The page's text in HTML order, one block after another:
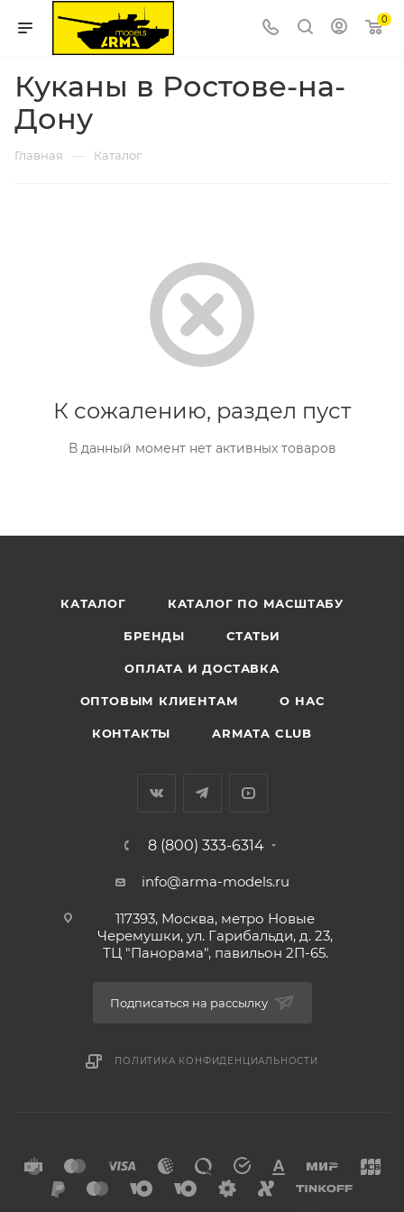
0
Куканы в Ростове-на-
Дону
Главная — Каталог
К сожалению, раздел пуст
В данный момент нет активных товаров
КАТАЛОГ КАТАЛОГ ПО МАСШТАБУ
БРЕНДЫ СТАТЬИ
ОПЛАТА И ДОСТАВКА
ОПТОВЫМ КЛИЕНТАМ О НАС
КОНТАКТЫ ARMATA CLUB
8 (800) 333-6314
info@arma-models.ru
117393, Москва, метро Новые
Черемушки, ул. Гарибальди, д. 23,
ТЦ "Панорама", павильон 2П-65.
Подписаться на рассылку
ПОЛИТИКА КОНФИДЕНЦИАЛЬНОСТИ